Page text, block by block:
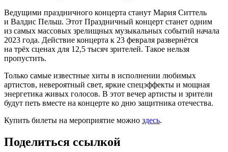
Ведущими праздничного концерта станут Мария Ситтель
и Валдис Пельш. Этот Праздничный концерт станет одним
из самых массовых зрелищных музыкальных событий начала
2023 года. Действие концерта к 23 февраля развернётся
на трёх сценах для 12,5 тысяч зрителей. Такое нельзя
пропустить.
Только самые известные хиты в исполнении любимых
артистов, невероятный свет, яркие спецэффекты и мощная
энергетика живых голосов. В этот вечер артисты и зрители
будут петь вместе на концерте ко дню защитника отечества.
Купить билеты на мероприятие можно здесь.
Поделиться ссылкой